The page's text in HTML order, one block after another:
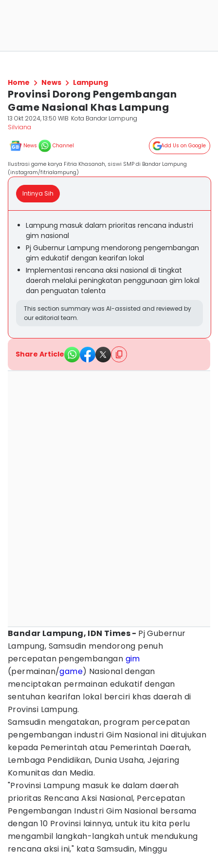
Home News Lampung
Provinsi Dorong Pengembangan
Game Nasional Khas Lampung
13 Okt 2024, 13:50 WIB Kota Bandar Lampung
Silviana
News Channel Add Us on Google
Ilustrasi game karya Fitria Khasanah, siswi SMP di Bandar Lampung
(instagram/fitrialampung)
Intinya Sih
Lampung masuk dalam prioritas rencana industri
gim nasional
Pj Gubernur Lampung mendorong pengembangan
gim edukatif dengan kearifan lokal
Implementasi rencana aksi nasional di tingkat
daerah melalui peningkatan penggunaan gim lokal
dan penguatan talenta
This section summary was AI-assisted and reviewed by
our editorial team.
Share Article
Bandar Lampung, IDN Times - Pj Gubernur
Lampung, Samsudin mendorong penuh
percepatan pengembangan gim
(permainan/game) Nasional dengan
menciptakan permainan edukatif dengan
sentuhan kearifan lokal berciri khas daerah di
Provinsi Lampung.
Samsudin mengatakan, program percepatan
pengembangan industri Gim Nasional ini ditujukan
kepada Pemerintah atau Pemerintah Daerah,
Lembaga Pendidikan, Dunia Usaha, Jejaring
Komunitas dan Media.
"Provinsi Lampung masuk ke dalam daerah
prioritas Rencana Aksi Nasional, Percepatan
Pengembangan Industri Gim Nasional bersama
dengan 10 Provinsi lainnya, untuk itu kita perlu
mengambil langkah-langkah untuk mendukung
rencana aksi ini," kata Samsudin, Minggu